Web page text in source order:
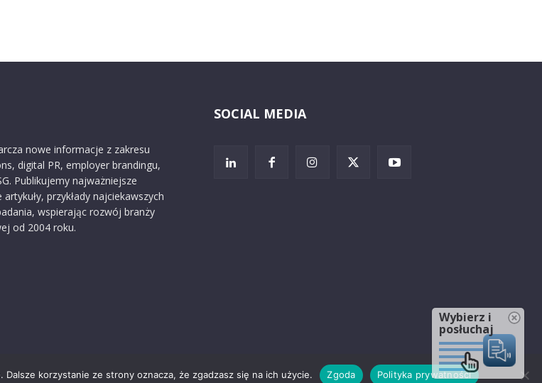
nowe informacje z zakresu
digital PR, employer brandingu,
Publikujemy najważniejsze
przykłady najciekawszych
wspierając rozwój branży
od 2004 roku.
SOCIAL MEDIA
korzystanie ze strony oznacza, że zgadzasz się na ich użycie. Zgoda Polityka prywatności
Wybierz i
posłuchaj